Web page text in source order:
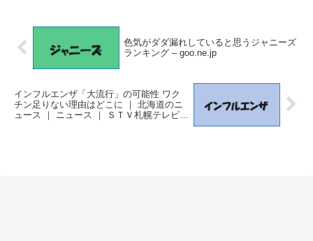
色気がダダ漏れしていると思うジャニーズ
ランキング – goo.ne.jp
インフルエンザ「大流行」の可能性 ワク
チン足りない理由はどこに ｜ 北海道のニ
ュース ｜ ニュース ｜ ＳＴＶ札幌テレビ –